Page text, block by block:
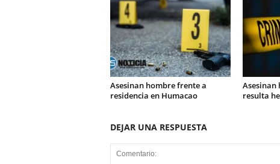
Asesinan hombre frente a
residencia en Humacao
Asesinan
resulta
DEJAR UNA RESPUESTA